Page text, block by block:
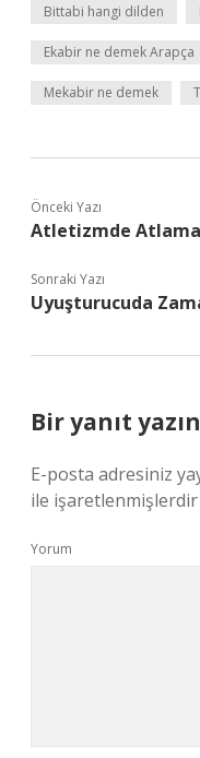
Bittabi hangi dilden
Ekabir ne demek Arapça
Mekabir ne demek
Önceki Yazı
Atletizmde
Sonraki Yazı
Uyuşturucuda
Bir yanıt yazın
E-posta adresiniz
ile işaretlenmişlerdir
Yorum